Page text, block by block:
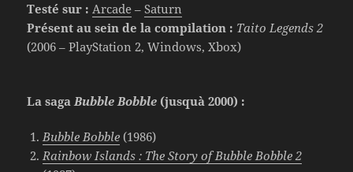
Testé sur : Arcade –Saturn
Présent au sein de la compilation : Taito Legends 2
(2006 – PlayStation 2, Windows, Xbox)
La sagaBubble Bobble (jusquà 2000) :
Bubble Bobble (1986)
Rainbow Islands : The Story of Bubble Bobble 2